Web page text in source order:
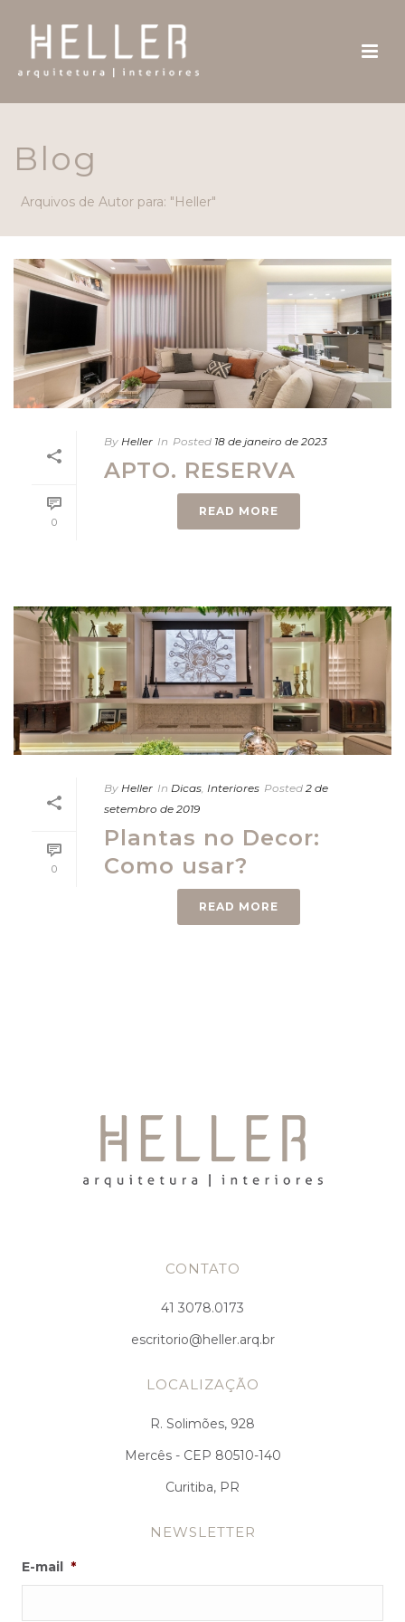
Blog
Arquivos de Autor para: "Heller"
0
By Heller In Posted 18 de janeiro de 2023
APTO. RESERVA
READ MORE
0
By Heller In Dicas, Interiores Posted 2 de
setembro de 2019
Plantas no Decor:
Como usar?
READ MORE
CONTATO
41 3078.0173
escritorio@heller.arq.br
LOCALIZAÇÃO
R. Solimões, 928
Mercês - CEP 80510-140
Curitiba, PR
NEWSLETTER
E-mail *